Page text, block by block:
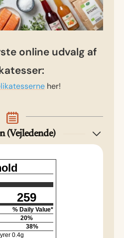
online udvalg af
her!
(Vejledende)
259
% Daily Value*
20%
38%
0.4g